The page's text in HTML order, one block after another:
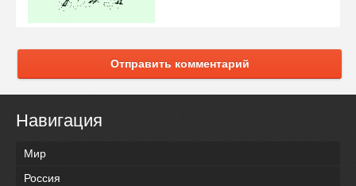
Отправить комментарий
Навигация
Мир
Россия